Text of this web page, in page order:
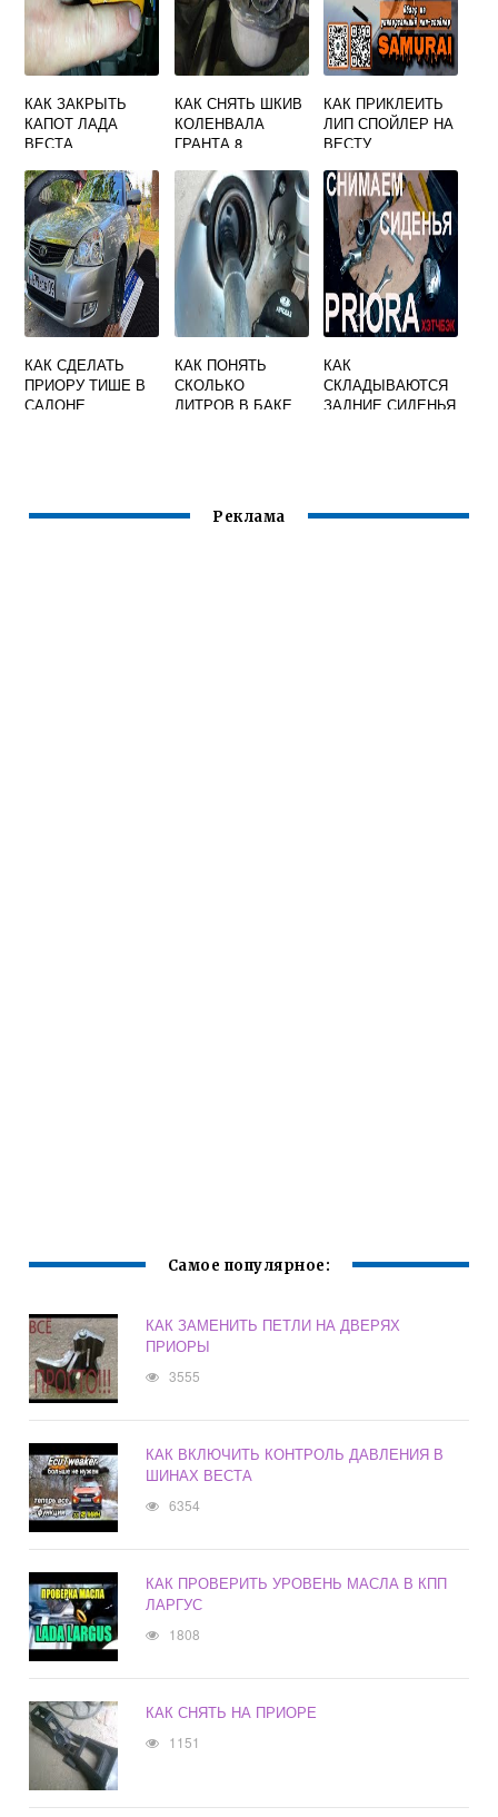
КАК ЗАКРЫТЬ
КАПОТ ЛАДА
ВЕСТА
КАК СНЯТЬ ШКИВ
КОЛЕНВАЛА
ГРАНТА 8
КАК ПРИКЛЕИТЬ
ЛИП СПОЙЛЕР НА
ВЕСТУ
КАК СДЕЛАТЬ
ПРИОРУ ТИШЕ В
САЛОНЕ
КАК ПОНЯТЬ
СКОЛЬКО
ЛИТРОВ В БАКЕ
КАК
СКЛАДЫВАЮТСЯ
ЗАДНИЕ СИДЕНЬЯ
Реклама
Самое популярное:
КАК ЗАМЕНИТЬ ПЕТЛИ НА ДВЕРЯХ
ПРИОРЫ
3555
КАК ВКЛЮЧИТЬ КОНТРОЛЬ ДАВЛЕНИЯ В
ШИНАХ ВЕСТА
6354
КАК ПРОВЕРИТЬ УРОВЕНЬ МАСЛА В КПП
ЛАРГУС
1808
КАК СНЯТЬ НА ПРИОРЕ
1151